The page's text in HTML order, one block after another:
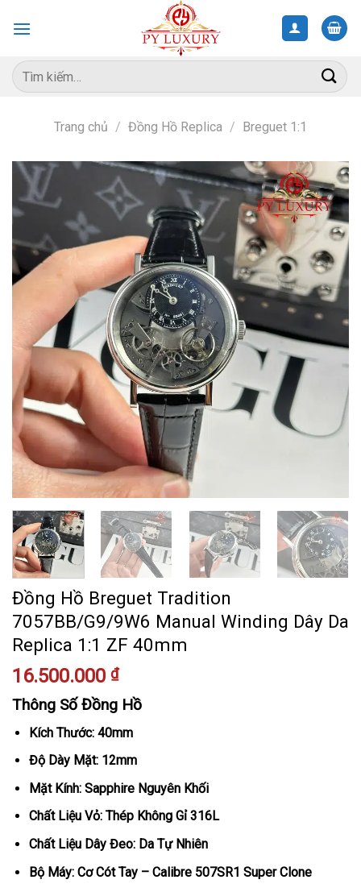
Tìm
kiếm:
Trang chủ / Đồng Hồ Replica / Breguet 1:1
Đồng Hồ Breguet Tradition
7057BB/G9/9W6 Manual Winding Dây Da
Replica 1:1 ZF 40mm
16.500.000 ₫
Thông Số Đồng Hồ
Kích Thước: 40mm
Độ Dày Mặt: 12mm
Mặt Kính: Sapphire Nguyên Khối
Chất Liệu Vỏ: Thép Không Gỉ 316L
Chất Liệu Dây Đeo: Da Tự Nhiên
Bộ Máy: Cơ Cót Tay – Calibre 507SR1 Super Clone